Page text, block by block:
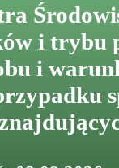
i
i